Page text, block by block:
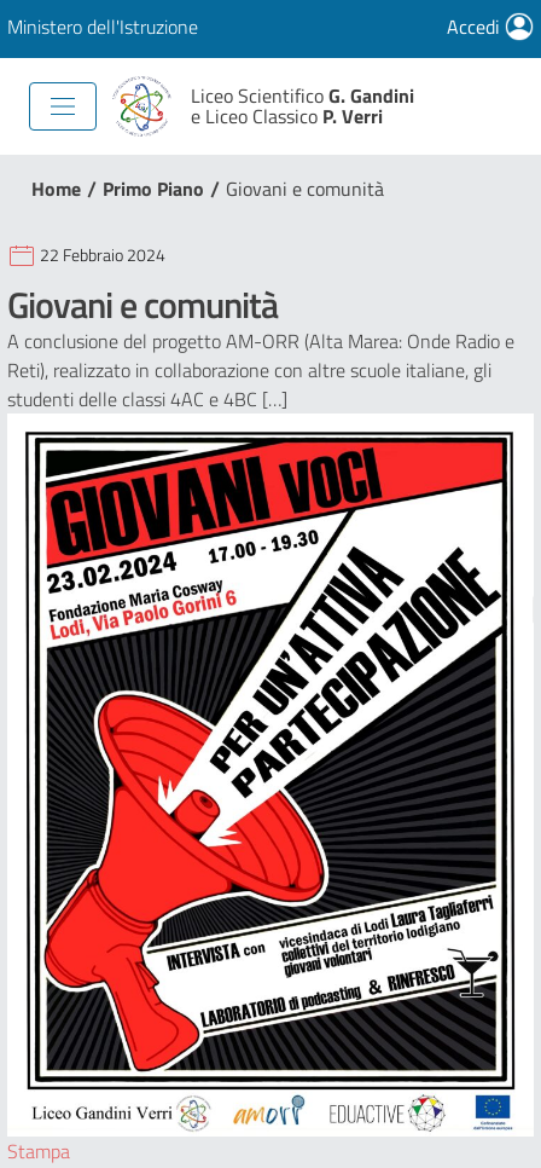
Ministero dell'Istruzione Accedi
Liceo ScientificoG. Gandini
e Liceo Classico P. Verri
Home / Primo Piano / Giovani e comunità
22 Febbraio 2024
Giovani e comunità
A conclusione del progetto AM-ORR (Alta Marea: Onde Radio e
Reti), realizzato in collaborazione con altre scuole italiane, gli
studenti delle classi 4AC e 4BC […]
Stampa